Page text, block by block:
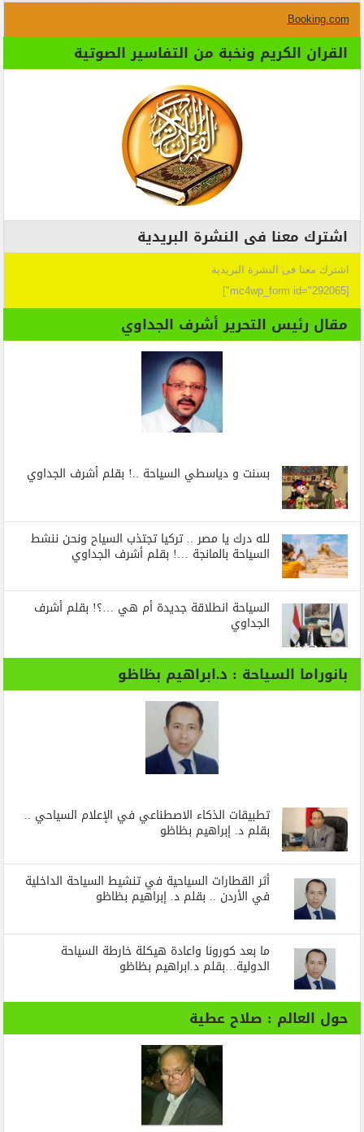
Booking.com
القران الكريم ونخبة من التفاسير الصوتية
اشترك معنا فى النشرة البريدية
اشترك معنا فى النشرة البريدية
[mc4wp_form id="292065"]
مقال رئيس التحرير أشرف الجداوي
بسنت و دياسطي السياحة ..! بقلم أشرف الجداوي
لله درك يا مصر .. تركيا تجتذب السياح ونحن ننشط
السياحة بالمانجة …! بقلم أشرف الجداوي
السياحة انطلاقة جديدة أم هي …؟! بقلم أشرف
الجداوي
بانوراما السياحة : د.ابراهيم بظاظو
تطبيقات الذكاء الاصطناعي في الإعلام السياحي ..
بقلم د. إبراهيم بظاظو
أثر القطارات السياحية في تنشيط السياحة الداخلية
في الأردن .. بقلم د. إبراهيم بظاظو
ما بعد كورونا واعادة هيكلة خارطة السياحة
الدولية…بقلم د.ابراهيم بظاظو
حول العالم : صلاح عطية